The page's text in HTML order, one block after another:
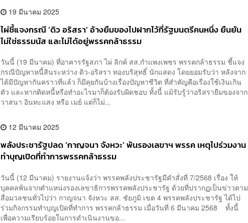
19 มีนาคม 2025
ไผ่ชี้แจงกรณี ‘ดิว อริสรา’ อ้างยืมของไปฝากไว้ที่รัฐมนตรีคนหนึ่ง ยืนยัน
ไม่ใช่ธรรมนัส และไม่ได้อยู่พรรคกล้าธรรม
วันนี้ (19 มีนาคม) ที่อาคารรัฐสภา ไผ่ ลิกค์ สส.กำแพงเพชร พรรคกล้าธรรม ชี้แจง
กรณีปัญหาหนี้สินระหว่าง ดิว-อริสรา ทองบริสุทธิ์ นักแสดง โดยยอมรับว่า หลังจาก
ได้มีปัญหากันคราวที่แล้ว ก็มีคุยกันบ้างเรื่องปัญหาชีวิต ที่สำคัญคือเรื่องใช้เงินเกิน
ตัว และหากติดหนี้หรือทำอะไรมาก็ต้องรับผิดชอบ ทั้งนี้ แม้รับรู้ว่าอริสรายืมของจาก
วาสนา อินทะแสง หรือ เมย์ แต่ก็ไม่...
12 มีนาคม 2025
พลังประชารัฐปลด ‘กาญจนา จังหวะ’ พ้นรองเลขาฯ พรรค เหตุไปร่วมงาน
ทำบุญเปิดที่ทำการพรรคกล้าธรรม
วันนี้ (12 มีนาคม) รายงานแจ้งว่า พรรคพลังประชารัฐมีคำสั่งที่ 7/2568 เรื่อง ให้
บุคคลพ้นจากตำแหน่งรองเลขาธิการพรรคพลังประชารัฐ ด้วยที่ปรากฏเป็นข่าวตาม
สื่อมวลชนทั่วไปว่า กาญจนา จังหวะ สส. ชัยภูมิ เขต 4 พรรคพลังประชารัฐ ได้ไป
ร่วมกิจกรรมทำบุญเปิดที่ทำการ พรรคกล้าธรรม เมื่อวันที่ 6 มีนาคม 2568 ทั้งนี้
เพื่อความเรียบร้อยในการดำเนินงานขอ...